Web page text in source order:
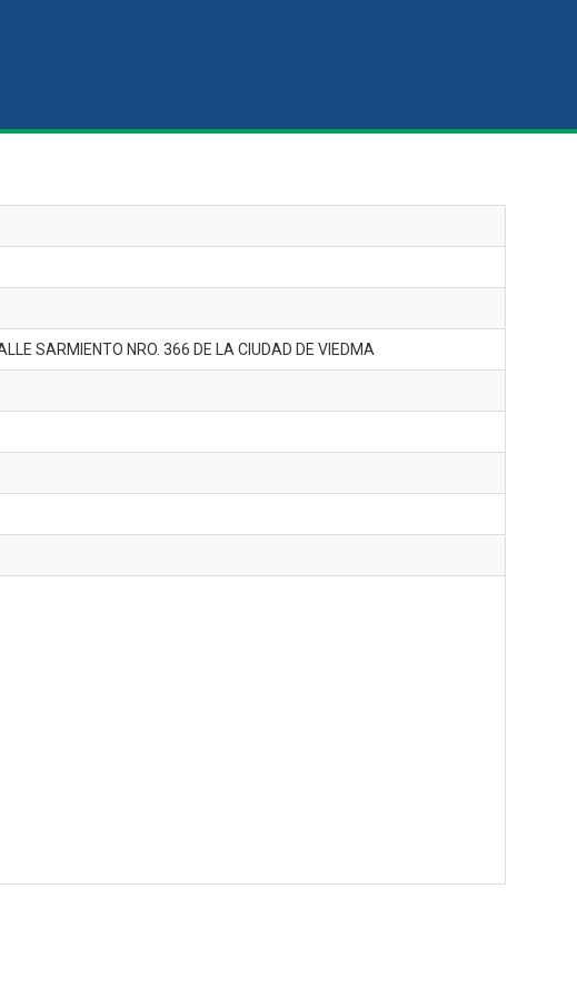
SARMIENTO NRO. 366 DE LA CIUDAD DE VIEDMA